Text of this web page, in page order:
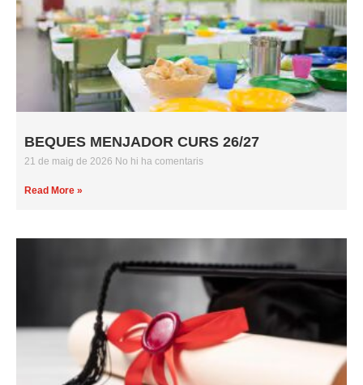
BEQUES MENJADOR CURS 26/27
21 de maig de 2026 No hi ha comentaris
Read More »